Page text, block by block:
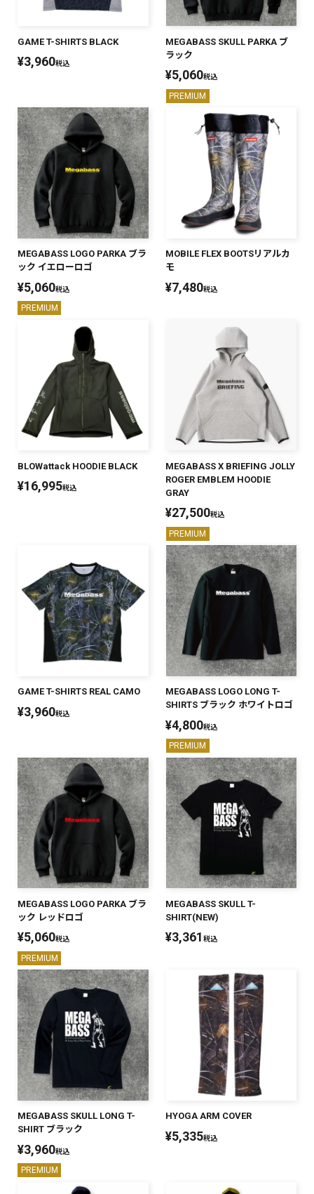
GAME T-SHIRTS BLACK
¥3,960税込
MEGABASS SKULL PARKA ブ
ラック
¥5,060税込
PREMIUM
MEGABASS LOGO PARKA ブラ
ック イエローロゴ
¥5,060税込
PREMIUM
MOBILE FLEX BOOTSリアルカ
モ
¥7,480税込
BLOWattack HOODIE BLACK
¥16,995税込
MEGABASS X BRIEFING JOLLY
ROGER EMBLEM HOODIE
GRAY
¥27,500税込
PREMIUM
GAME T-SHIRTS REAL CAMO
¥3,960税込
MEGABASS LOGO LONG T-
SHIRTS ブラック ホワイトロゴ
¥4,800税込
PREMIUM
MEGABASS LOGO PARKA ブラ
ック レッドロゴ
¥5,060税込
PREMIUM
MEGABASS SKULL T-
SHIRT(NEW)
¥3,361税込
MEGABASS SKULL LONG T-
SHIRT ブラック
¥3,960税込
PREMIUM
HYOGA ARM COVER
¥5,335税込